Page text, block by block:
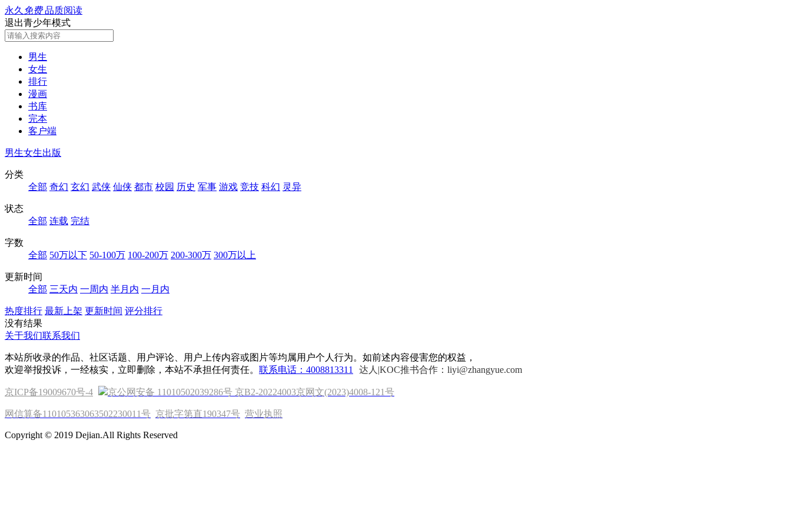
永久 免费品质阅读
退出青少年模式
男生
女生
排行
漫画
书库
完本
客户端
男生女生出版
分类
全部 奇幻 玄幻 武侠 仙侠 都市 校园 历史 军事 游戏 竞技 科幻 灵异
状态
全部 连载 完结
字数
全部 50万以下 50-100万 100-200万 200-300万 300万以上
更新时间
全部 三天内 一周内 半月内 一月内
热度排行 最新上架 更新时间 评分排行
没有结果
关于我们联系我们
本站所收录的作品、社区话题、用户评论、用户上传内容或图片等均属用户个人行为。如前述内容侵害您的权益，
欢迎举报投诉，一经核实，立即删除，本站不承担任何责任。 联系电话：4008813311 达人|KOC推书合作：liyi@zhangyue.com
京ICP备19009670号-4 京公网安备 11010502039286号 京B2-20224003京网文(2023)4008-121号
网信算备110105363063502230011号 京批字第直190347号 营业执照
Copyright © 2019 Dejian.All Rights Reserved